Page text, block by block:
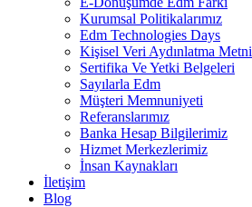
Kurumsal Politikalarımız
Edm Technologies Days
Kişisel Veri Aydınlatma Metni
Sertifika Ve Yetki Belgeleri
Sayılarla Edm
Müşteri Memnuniyeti
Referanslarımız
Banka Hesap Bilgilerimiz
Hizmet Merkezlerimiz
İnsan Kaynakları
İletişim
Blog